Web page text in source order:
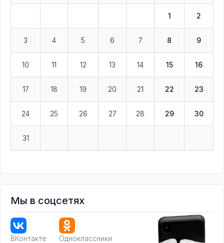
1 2
3 4 5 6 7 8 9
10 11 12 13 14 15 16
17 18 19 20 21 22 23
24 25 26 27 28 29 30
31
Мы в соцсетях
ВКонтакте Одноклассники